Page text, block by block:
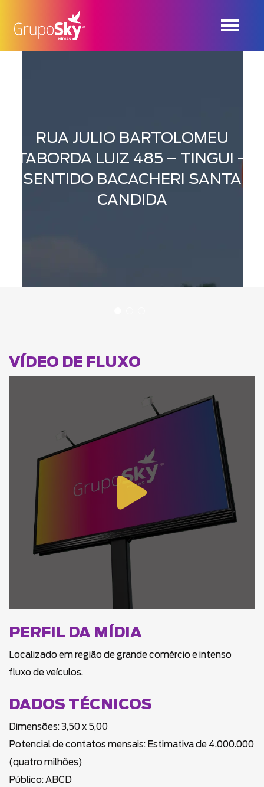
RUA JULIO BARTOLOMEU
TABORDA LUIZ 485 – TINGUI –
SENTIDO BACACHERI SANTA
CANDIDA
VÍDEO DE FLUXO
PERFIL DA MÍDIA
Localizado em região de grande comércio e intenso
fluxo de veículos.
DADOS TÉCNICOS
Dimensões: 3,50 x 5,00
Potencial de contatos mensais: Estimativa de 4.000.000
(quatro milhões)
Público: ABCD